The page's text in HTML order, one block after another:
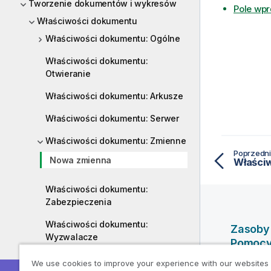
Tworzenie dokumentów i wykresów
Właściwości dokumentu
Właściwości dokumentu: Ogólne
Właściwości dokumentu:
Otwieranie
Właściwości dokumentu: Arkusze
Właściwości dokumentu: Serwer
Właściwości dokumentu: Zmienne
Nowa zmienna
Właściwości dokumentu:
Zabezpieczenia
Właściwości dokumentu:
Wyzwalacze
Właściwości dokumentu: Grupy
Pole
Zasoby
Filmy
We use cookies to improve your experience with our websites